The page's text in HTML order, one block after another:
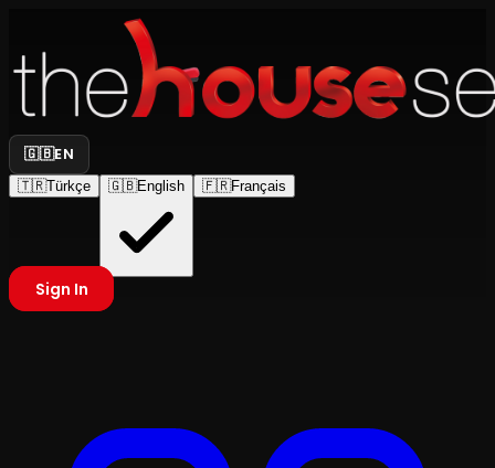
🇬🇧EN
🇹🇷Türkçe 🇬🇧English 🇫🇷Français
Sign In